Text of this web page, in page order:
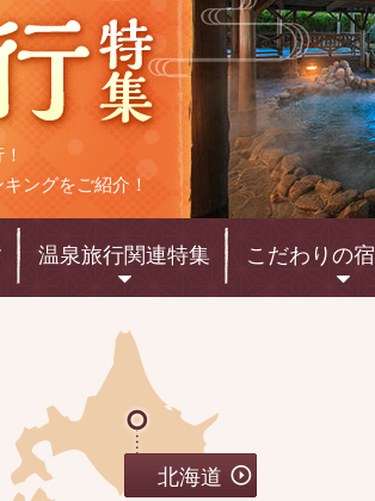
ングをご紹介！
温泉旅行関連特集 こだわりの宿
北海道